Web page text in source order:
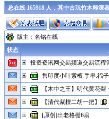
总在线 165918 人，其中古玩竹木雕漆
版主： 名铭在线
状态
投资资讯网交易频道交易流程
售印度小叶紫檀 手串.福
【木中之王】明代黄花梨
【清代紫檀二胡一把】 [
[原创]出老格栅6扇